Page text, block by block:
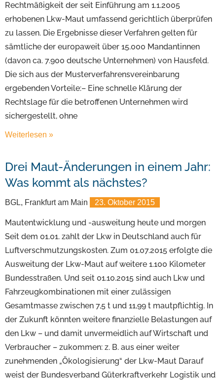
Rechtmäßigkeit der seit Einführung am 1.1.2005
erhobenen Lkw-Maut umfassend gerichtlich überprüfen
zu lassen. Die Ergebnisse dieser Verfahren gelten für
sämtliche der europaweit über 15.000 Mandantinnen
(davon ca. 7.900 deutsche Unternehmen) von Hausfeld.
Die sich aus der Musterverfahrensvereinbarung
ergebenden Vorteile:– Eine schnelle Klärung der
Rechtslage für die betroffenen Unternehmen wird
sichergestellt, ohne
Weiterlesen »
Drei Maut-Änderungen in einem Jahr:
Was kommt als nächstes?
BGL, Frankfurt am Main 23. Oktober 2015
Mautentwicklung und -ausweitung heute und morgen
Seit dem 01.01. zahlt der Lkw in Deutschland auch für
Luftverschmutzungskosten. Zum 01.07.2015 erfolgte die
Ausweitung der Lkw-Maut auf weitere 1.100 Kilometer
Bundesstraßen. Und seit 01.10.2015 sind auch Lkw und
Fahrzeugkombinationen mit einer zulässigen
Gesamtmasse zwischen 7,5 t und 11,99 t mautpflichtig. In
der Zukunft könnten weitere finanzielle Belastungen auf
den Lkw – und damit unvermeidlich auf Wirtschaft und
Verbraucher – zukommen: z. B. aus einer weiter
zunehmenden „Ökologisierung“ der Lkw-Maut Darauf
weist der Bundesverband Güterkraftverkehr Logistik und